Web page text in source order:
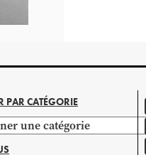
PAR CATÉGORIE